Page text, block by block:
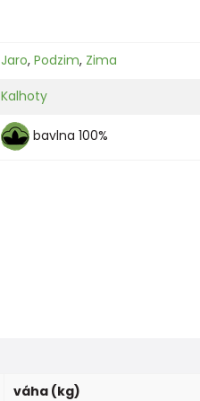
Jaro, Podzim, Zima
Kalhoty
bavlna 100%
váha (kg)